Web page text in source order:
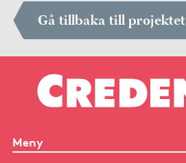
Gå tillbaka till projektet
Meny